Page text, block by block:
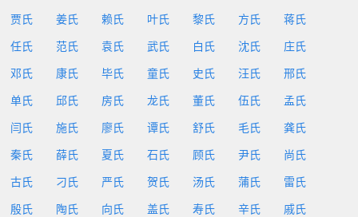
贾氏 姜氏 赖氏 叶氏 黎氏 方氏 蒋氏
任氏 范氏 袁氏 武氏 白氏 沈氏 庄氏
邓氏 康氏 毕氏 童氏 史氏 汪氏 邢氏
单氏 邱氏 房氏 龙氏 董氏 伍氏 孟氏
闫氏 施氏 廖氏 谭氏 舒氏 毛氏 龚氏
秦氏 薛氏 夏氏 石氏 顾氏 尹氏 尚氏
古氏 刁氏 严氏 贺氏 汤氏 蒲氏 雷氏
殷氏 陶氏 向氏 盖氏 寿氏 辛氏 戚氏